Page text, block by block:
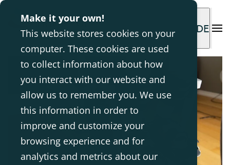
Make it your own!
This website stores cookies on your
computer. These cookies are used
to collect information about how
you interact with our website and
allow us to remember you. We use
this information in order to
improve and customize your
browsing experience and for
analytics and metrics about our
DE